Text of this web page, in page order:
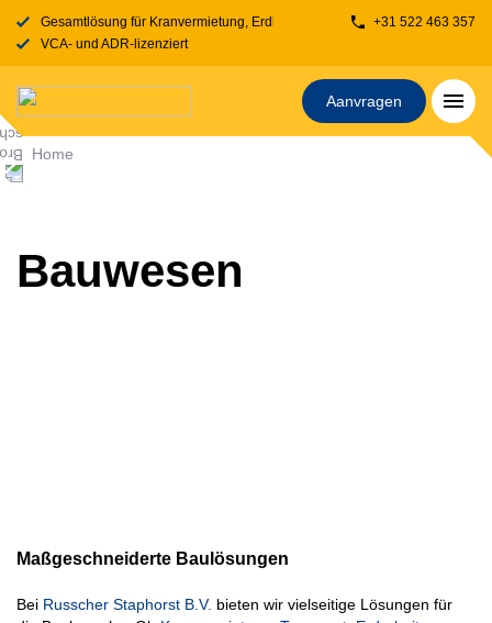
Gesamtlösung für Kranvermietung, Erdbewegung, Transport,
VCA- und ADR-lizenziert
+31 522 463 357
Aanvragen
Home
Bauwesen
Maßgeschneiderte Baulösungen
Bei Russcher Staphorst B.V. bieten wir vielseitige Lösungen für